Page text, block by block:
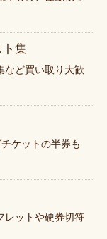
ト集
など買い取り大歓
ケットの半券も
レットや硬券切符